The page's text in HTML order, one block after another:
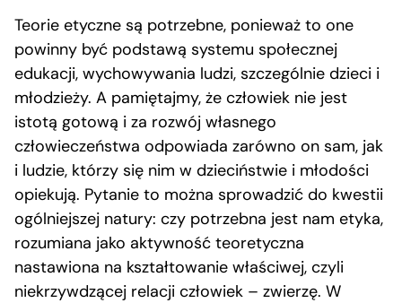
Teorie etyczne są potrzebne, ponieważ to one
powinny być podstawą systemu społecznej
edukacji, wychowywania ludzi, szczególnie dzieci i
młodzieży. A pamiętajmy, że człowiek nie jest
istotą gotową i za rozwój własnego
człowieczeństwa odpowiada zarówno on sam, jak
i ludzie, którzy się nim w dzieciństwie i młodości
opiekują. Pytanie to można sprowadzić do kwestii
ogólniejszej natury: czy potrzebna jest nam etyka,
rozumiana jako aktywność teoretyczna
nastawiona na kształtowanie właściwej, czyli
niekrzywdzącej relacji człowiek – zwierzę. W